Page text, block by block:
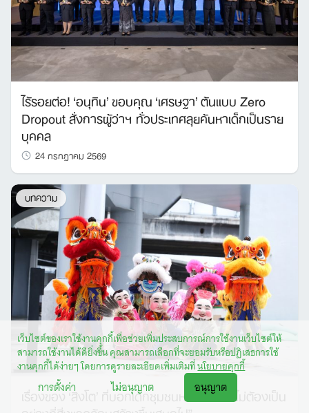
เว็บไซต์ของเราใช้งานคุกกี้เพื่อช่วยเพิ่มประสบการณ์การใช้งานเว็บไซต์ให้
สามารถใช้งานได้ดียิ่งขึ้น คุณสามารถเลือกที่จะยอมรับหรือปฏิเสธการใช้
งานคุกกี้ได้ง่ายๆ โดยการดูรายละเอียดเพิ่มเติมที่นโยบายคุกกี้
การตั้งค่า ไม่อนุญาต อนุญาต
ไร้รอยต่อ! ‘อนุทิน’ ขอบคุณ ‘เศรษฐา’ ต้นแบบ Zero
Dropout สั่งการผู้ว่าฯ ทั่วประเทศลุยค้นหาเด็กเป็นราย
บุคคล
24 กรกฎาคม 2569
บทความ
เรื่องของ ‘สิงโต’ ที่บอกเด็กชุมชนหนึ่งว่า “เราไม่ต้องเป็น